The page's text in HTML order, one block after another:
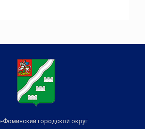
Фоминский городской округ